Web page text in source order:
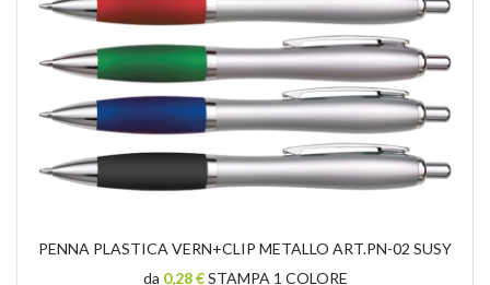
PENNA PLASTICA VERN+CLIP METALLO ART.PN-02 SUSY
da 0,28 €STAMPA 1 COLORE